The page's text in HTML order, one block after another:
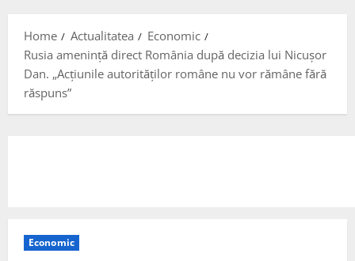
Home Actualitatea
Economic
Rusia amenință direct România după decizia lui Nicușor
Dan. „Acțiunile autorităților române nu vor rămâne fără
răspuns”
Economic